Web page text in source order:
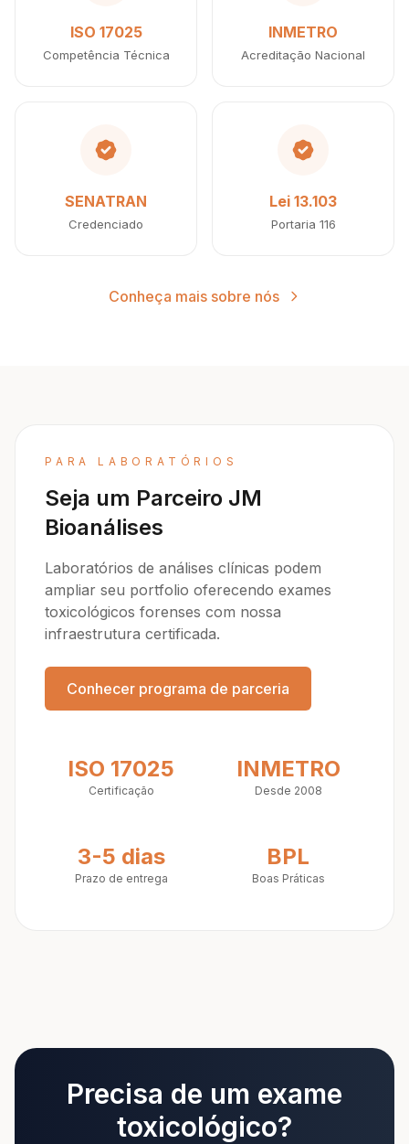
ISO 17025
Competência Técnica
INMETRO
Acreditação Nacional
SENATRAN
Credenciado
Lei 13.103
Portaria 116
Conheça mais sobre nós
PARA LABORATÓRIOS
Seja um Parceiro JM
Bioanálises
Laboratórios de análises clínicas podem
ampliar seu portfolio oferecendo exames
toxicológicos forenses com nossa
infraestrutura certificada.
Conhecer programa de parceria
ISO 17025
Certificação
INMETRO
Desde 2008
3-5 dias
Prazo de entrega
BPL
Boas Práticas
Precisa de um exame
toxicológico?